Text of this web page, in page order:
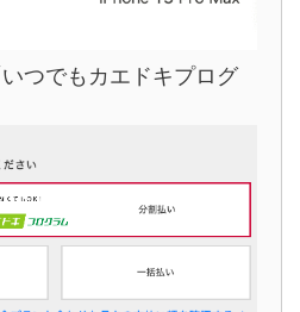
つでもカエドキプログ